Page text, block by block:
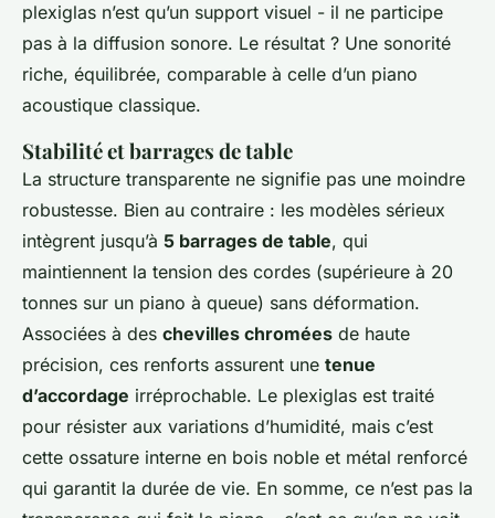
plexiglas n’est qu’un support visuel - il ne participe
pas à la diffusion sonore. Le résultat ? Une sonorité
riche, équilibrée, comparable à celle d’un piano
acoustique classique.
Stabilité et barrages de table
La structure transparente ne signifie pas une moindre
robustesse. Bien au contraire : les modèles sérieux
intègrent jusqu’à 5 barrages de table, qui
maintiennent la tension des cordes (supérieure à 20
tonnes sur un piano à queue) sans déformation.
Associées à des chevilles chromées de haute
précision, ces renforts assurent une tenue
d’accordage irréprochable. Le plexiglas est traité
pour résister aux variations d’humidité, mais c’est
cette ossature interne en bois noble et métal renforcé
qui garantit la durée de vie. En somme, ce n’est pas la